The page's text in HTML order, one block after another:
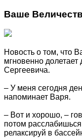
Ваше
Новость о том, что
мгновенно
Сергеевича.
– У меня сегодня
напоминает Варя.
– Вот и хорошо, –
потом
релаксируй в